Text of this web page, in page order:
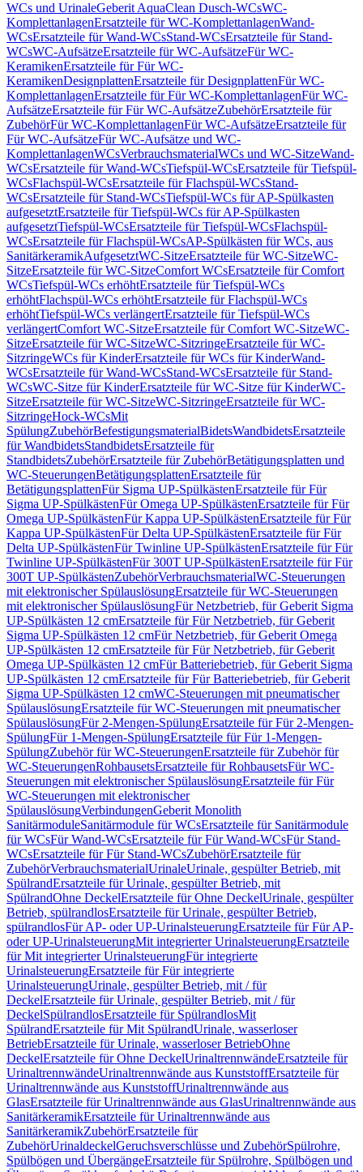
WCs und UrinaleGeberit AquaClean Dusch-WCsWC-
KomplettanlagenErsatzteile für WC-KomplettanlagenWand-
WCsErsatzteile für Wand-WCsStand-WCsErsatzteile für Stand-
WCsWC-AufsätzeErsatzteile für WC-AufsätzeFür WC-
KeramikenErsatzteile für Für WC-
KeramikenDesignplattenErsatzteile für DesignplattenFür WC-
KomplettanlagenErsatzteile für Für WC-KomplettanlagenFür WC-
AufsätzeErsatzteile für Für WC-AufsätzeZubehörErsatzteile für
ZubehörFür WC-KomplettanlagenFür WC-AufsätzeErsatzteile für
Für WC-AufsätzeFür WC-Aufsätze und WC-
KomplettanlagenWCsVerbrauchsmaterialWCs und WC-SitzeWand-
WCsErsatzteile für Wand-WCsTiefspül-WCsErsatzteile für Tiefspül-
WCsFlachspül-WCsErsatzteile für Flachspül-WCsStand-
WCsErsatzteile für Stand-WCsTiefspül-WCs für AP-Spülkasten
aufgesetztErsatzteile für Tiefspül-WCs für AP-Spülkasten
aufgesetztTiefspül-WCsErsatzteile für Tiefspül-WCsFlachspül-
WCsErsatzteile für Flachspül-WCsAP-Spülkästen für WCs, aus
SanitärkeramikAufgesetztWC-SitzeErsatzteile für WC-SitzeWC-
SitzeErsatzteile für WC-SitzeComfort WCsErsatzteile für Comfort
WCsTiefspül-WCs erhöhtErsatzteile für Tiefspül-WCs
erhöhtFlachspül-WCs erhöhtErsatzteile für Flachspül-WCs
erhöhtTiefspül-WCs verlängertErsatzteile für Tiefspül-WCs
verlängertComfort WC-SitzeErsatzteile für Comfort WC-SitzeWC-
SitzeErsatzteile für WC-SitzeWC-SitzringeErsatzteile für WC-
SitzringeWCs für KinderErsatzteile für WCs für KinderWand-
WCsErsatzteile für Wand-WCsStand-WCsErsatzteile für Stand-
WCsWC-Sitze für KinderErsatzteile für WC-Sitze für KinderWC-
SitzeErsatzteile für WC-SitzeWC-SitzringeErsatzteile für WC-
SitzringeHock-WCsMit
SpülungZubehörBefestigungsmaterialBidetsWandbidetsErsatzteile
für WandbidetsStandbidetsErsatzteile für
StandbidetsZubehörErsatzteile für ZubehörBetätigungsplatten und
WC-SteuerungenBetätigungsplattenErsatzteile für
BetätigungsplattenFür Sigma UP-SpülkästenErsatzteile für Für
Sigma UP-SpülkästenFür Omega UP-SpülkästenErsatzteile für Für
Omega UP-SpülkästenFür Kappa UP-SpülkästenErsatzteile für Für
Kappa UP-SpülkästenFür Delta UP-SpülkästenErsatzteile für Für
Delta UP-SpülkästenFür Twinline UP-SpülkästenErsatzteile für Für
Twinline UP-SpülkästenFür 300T UP-SpülkästenErsatzteile für Für
300T UP-SpülkästenZubehörVerbrauchsmaterialWC-Steuerungen
mit elektronischer SpülauslösungErsatzteile für WC-Steuerungen
mit elektronischer SpülauslösungFür Netzbetrieb, für Geberit Sigma
UP-Spülkästen 12 cmErsatzteile für Für Netzbetrieb, für Geberit
Sigma UP-Spülkästen 12 cmFür Netzbetrieb, für Geberit Omega
UP-Spülkästen 12 cmErsatzteile für Für Netzbetrieb, für Geberit
Omega UP-Spülkästen 12 cmFür Batteriebetrieb, für Geberit Sigma
UP-Spülkästen 12 cmErsatzteile für Für Batteriebetrieb, für Geberit
Sigma UP-Spülkästen 12 cmWC-Steuerungen mit pneumatischer
SpülauslösungErsatzteile für WC-Steuerungen mit pneumatischer
SpülauslösungFür 2-Mengen-SpülungErsatzteile für Für 2-Mengen-
SpülungFür 1-Mengen-SpülungErsatzteile für Für 1-Mengen-
SpülungZubehör für WC-SteuerungenErsatzteile für Zubehör für
WC-SteuerungenRohbausetsErsatzteile für RohbausetsFür WC-
Steuerungen mit elektronischer SpülauslösungErsatzteile für Für
WC-Steuerungen mit elektronischer
SpülauslösungVerbindungenGeberit Monolith
SanitärmoduleSanitärmodule für WCsErsatzteile für Sanitärmodule
für WCsFür Wand-WCsErsatzteile für Für Wand-WCsFür Stand-
WCsErsatzteile für Für Stand-WCsZubehörErsatzteile für
ZubehörVerbrauchsmaterialUrinaleUrinale, gespülter Betrieb, mit
SpülrandErsatzteile für Urinale, gespülter Betrieb, mit
SpülrandOhne DeckelErsatzteile für Ohne DeckelUrinale, gespülter
Betrieb, spülrandlosErsatzteile für Urinale, gespülter Betrieb,
spülrandlosFür AP- oder UP-UrinalsteuerungErsatzteile für Für AP-
oder UP-UrinalsteuerungMit integrierter UrinalsteuerungErsatzteile
für Mit integrierter UrinalsteuerungFür integrierte
UrinalsteuerungErsatzteile für Für integrierte
UrinalsteuerungUrinale, gespülter Betrieb, mit / für
DeckelErsatzteile für Urinale, gespülter Betrieb, mit / für
DeckelSpülrandlosErsatzteile für SpülrandlosMit
SpülrandErsatzteile für Mit SpülrandUrinale, wasserloser
BetriebErsatzteile für Urinale, wasserloser BetriebOhne
DeckelErsatzteile für Ohne DeckelUrinaltrennwändeErsatzteile für
UrinaltrennwändeUrinaltrennwände aus KunststoffErsatzteile für
Urinaltrennwände aus KunststoffUrinaltrennwände aus
GlasErsatzteile für Urinaltrennwände aus GlasUrinaltrennwände aus
SanitärkeramikErsatzteile für Urinaltrennwände aus
SanitärkeramikZubehörErsatzteile für
ZubehörUrinaldeckelGeruchsverschlüsse und ZubehörSpülrohre,
Spülbögen und ÜbergängeErsatzteile für Spülrohre, Spülbögen und